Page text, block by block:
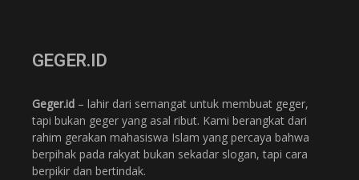
GEGER.ID
Geger.id – lahir dari semangat untuk membuat geger,
tapi bukan geger yang asal ribut. Kami berangkat dari
rahim gerakan mahasiswa Islam yang percaya bahwa
berpihak pada rakyat bukan sekadar slogan, tapi cara
berpikir dan bertindak.